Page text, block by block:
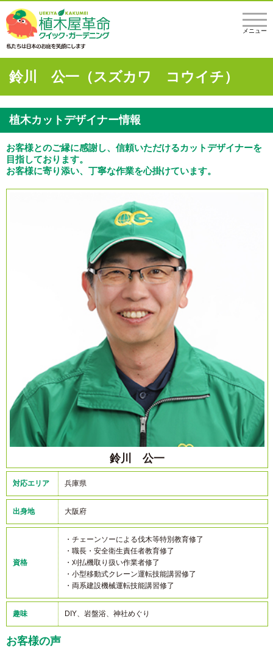
メニュー
鈴川 公一（スズカワ コウイチ）
植木カットデザイナー情報
お客様とのご縁に感謝し、信頼いただけるカットデザイナーを
目指しております。
お客様に寄り添い、丁寧な作業を心掛けています。
鈴川 公一
対応エリア 兵庫県
出身地 大阪府
資格
・チェーンソーによる伐木等特別教育修了
・職長・安全衛生責任者教育修了
・刈払機取り扱い作業者修了
・小型移動式クレーン運転技能講習修了
・両系建設機械運転技能講習修了
趣味 DIY、岩盤浴、神社めぐり
お客様の声